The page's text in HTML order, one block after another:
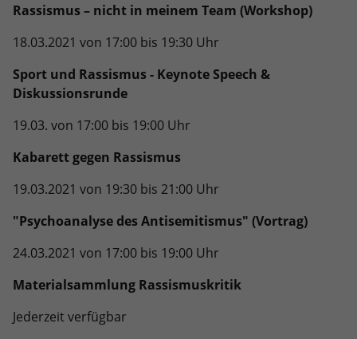
Rassismus – nicht in meinem Team (Workshop)
18.03.2021 von 17:00 bis 19:30 Uhr
Sport und Rassismus - Keynote Speech &
Diskussionsrunde
19.03. von 17:00 bis 19:00 Uhr
Kabarett gegen Rassismus
19.03.2021 von 19:30 bis 21:00 Uhr
"Psychoanalyse des Antisemitismus" (Vortrag)
24.03.2021 von 17:00 bis 19:00 Uhr
Materialsammlung Rassismuskritik
Jederzeit verfügbar